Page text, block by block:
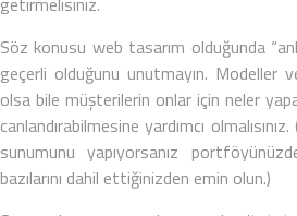
Söz konusu web tasarım olduğunda
geçerli olduğunu unutmayın. Modeller
olsa bile müşterilerin onlar için neler
canlandırabilmesine yardımcı
sunumunu yapıyorsanız
bazılarını dahil ettiğinizden emin olun.)